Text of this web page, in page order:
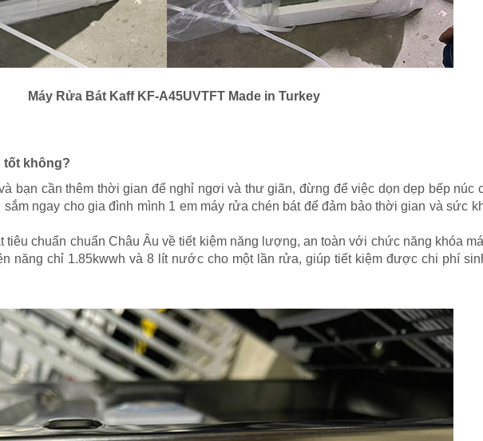
Máy Rửa Bát Kaff KF-A45UVTFT Made in Turkey
tốt không?
bạn cần thêm thời gian để nghỉ ngơi và thư giãn, đừng để việc dọn dẹp bếp núc
ngay cho gia đình mình 1 em máy rửa chén bát để đảm bảo thời gian và sức
tiêu chuẩn chuẩn Châu Âu về tiết kiệm năng lượng, an toàn với chức năng khóa
năng chỉ 1.85kwwh và 8 lít nước cho một lần rửa, giúp tiết kiệm được chi phí